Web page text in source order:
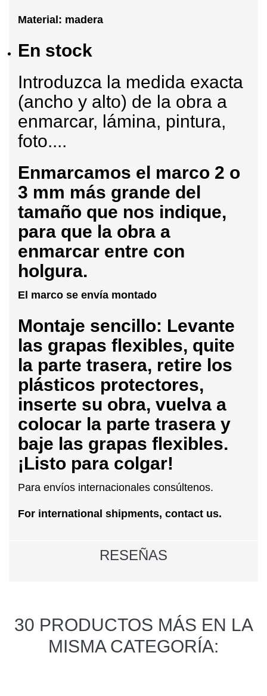
Material: madera
En stock
Introduzca la medida exacta
(ancho y alto) de la obra a
enmarcar, lámina, pintura,
foto....
Enmarcamos el marco 2 o
3 mm más grande del
tamaño que nos indique,
para que la obra a
enmarcar entre con
holgura.
El marco se envía montado
Montaje sencillo: Levante
las grapas flexibles, quite
la parte trasera, retire los
plásticos protectores,
inserte su obra, vuelva a
colocar la parte trasera y
baje las grapas flexibles.
¡Listo para colgar!
Para envíos internacionales consúltenos.
For international shipments, contact us.
RESEÑAS
30 PRODUCTOS MÁS EN LA
MISMA CATEGORÍA: